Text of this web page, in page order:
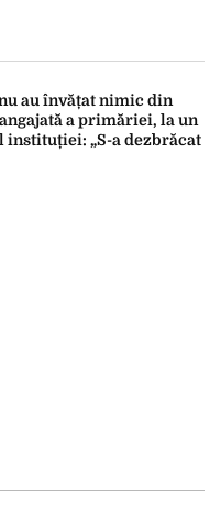
au învățat nimic din
a primăriei, la un
instituției: „S-a dezbrăcat